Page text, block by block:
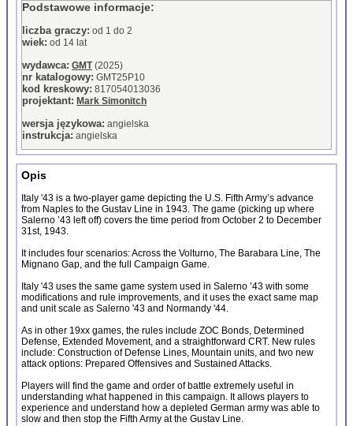
Podstawowe informacje:
liczba graczy: od 1 do 2
wiek: od 14 lat
wydawca: GMT(2025)
nr katalogowy: GMT25P10
kod kreskowy: 817054013036
projektant: Mark Simonitch
wersja językowa: angielska
instrukcja: angielska
Opis
Italy '43 is a two-player game depicting the U.S. Fifth Army’s advance
from Naples to the Gustav Line in 1943. The game (picking up where
Salerno ’43 left off) covers the time period from October 2 to December
31st, 1943.
It includes four scenarios: Across the Volturno, The Barabara Line, The
Mignano Gap, and the full Campaign Game.
Italy '43 uses the same game system used in Salerno ’43 with some
modifications and rule improvements, and it uses the exact same map
and unit scale as Salerno '43 and Normandy '44.
As in other 19xx games, the rules include ZOC Bonds, Determined
Defense, Extended Movement, and a straightforward CRT. New rules
include: Construction of Defense Lines, Mountain units, and two new
attack options: Prepared Offensives and Sustained Attacks.
Players will find the game and order of battle extremely useful in
understanding what happened in this campaign. It allows players to
experience and understand how a depleted German army was able to
slow and then stop the Fifth Army at the Gustav Line.